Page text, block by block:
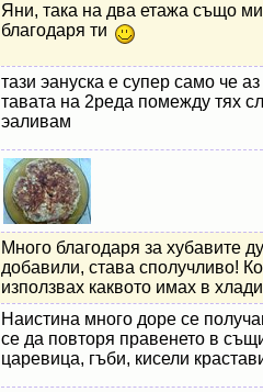
Яни, така на два етажа също
благодаря ти
тази эануска е супер само че
тавата на 2реда помежду тях
эаливам
Много благодаря за хубавите
добавили, става сполучливо!
използвах каквото имах в
Наистина много доре се
се да повторя правенето в
царевица, гъби, кисели